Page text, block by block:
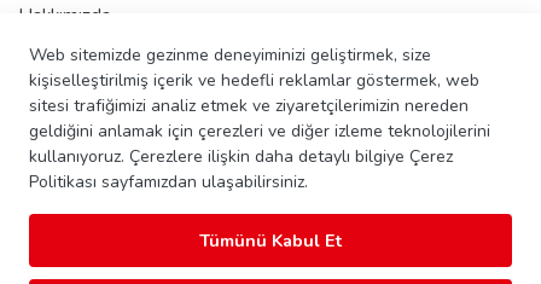
Web sitemizde gezinme deneyiminizi geliştirmek, size
kişiselleştirilmiş içerik ve hedefli reklamlar göstermek, web
sitesi trafiğimizi analiz etmek ve ziyaretçilerimizin nereden
geldiğini anlamak için çerezleri ve diğer izleme teknolojilerini
kullanıyoruz. Çerezlere ilişkin daha detaylı bilgiye Çerez
Politikası sayfamızdan ulaşabilirsiniz.
Tümünü Kabul Et
Hakkımızda
Tüm Ürünler
İletişim - Pasta Talep Et
Banka Hesap Bilgileri
Copyright © 2026 Şahinler Ekmek Unlu Mamülleri ve Gıda Tic.
Ltd. Şti. Tüm Hakları Saklıdır.